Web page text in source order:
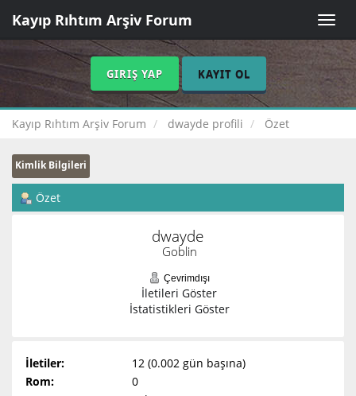
Toggle
Kayıp Rıhtım Arşiv Forum
GIRIŞ YAP KAYIT OL
Kayıp Rıhtım Arşiv Forum dwayde profili Özet
Kimlik Bilgileri
Özet
dwayde
Goblin
Çevrimdışı
İletileri Göster
İstatistikleri Göster
İletiler:
12 (0.002 gün başına)
Rom:
0